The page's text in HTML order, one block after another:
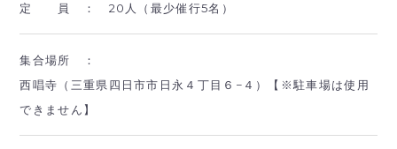
定 員 ： 20人（最少催行5名）
集合場所 ：
西唱寺（三重県四日市市日永４丁目６−４）【※駐車場は使用
できません】